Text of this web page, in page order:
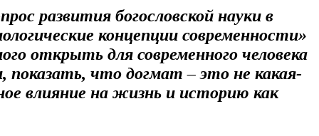
развития богословской науки в
концепции современности»
открыть для современного человека
показать, что догмат – это не какая-
влияние на жизнь и историю как